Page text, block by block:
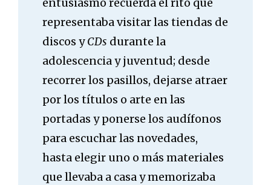
entusiasmo recuerda el rito que
representaba visitar las tiendas de
discos yCDs durante la
adolescencia y juventud; desde
recorrer los pasillos, dejarse atraer
por los títulos o arte en las
portadas y ponerse los audífonos
para escuchar las novedades,
hasta elegir uno o más materiales
que llevaba a casa y memorizaba